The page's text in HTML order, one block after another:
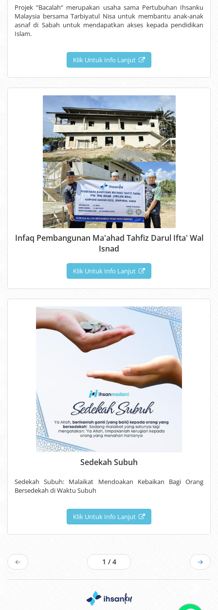
Projek “Bacalah” merupakan usaha sama Pertubuhan Ihsanku
Malaysia bersama Tarbiyatul Nisa untuk membantu anak-anak
asnaf di Sabah untuk mendapatkan akses kepada pendidikan
Islam.
Klik Untuk Info Lanjut
Infaq Pembangunan Ma'ahad Tahfiz Darul Ifta' Wal
Isnad
Klik Untuk Info Lanjut
Sedekah Subuh
Sedekah Subuh: Malaikat Mendoakan Kebaikan Bagi Orang
Bersedekah di Waktu Subuh
Klik Untuk Info Lanjut
← 1 / 4 →